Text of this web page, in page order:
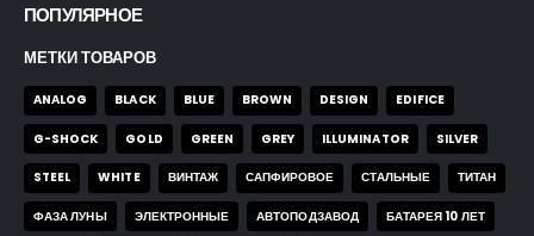
ПОПУЛЯРНОЕ
МЕТКИ ТОВАРОВ
ANALOG BLACK BLUE BROWN DESIGN EDIFICE
G-SHOCK GOLD GREEN GREY ILLUMINATOR SILVER
STEEL WHITE ВИНТАЖ САПФИРОВОЕ СТАЛЬНЫЕ ТИТАН
ФАЗА ЛУНЫ ЭЛЕКТРОННЫЕ АВТОПОДЗАВОД БАТАРЕЯ 10 ЛЕТ